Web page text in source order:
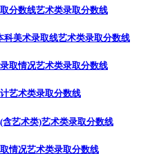
分数线艺术类录取分数线
科美术录取线艺术类录取分数线
取情况艺术类录取分数线
艺术类录取分数线
含艺术类)艺术类录取分数线
情况艺术类录取分数线